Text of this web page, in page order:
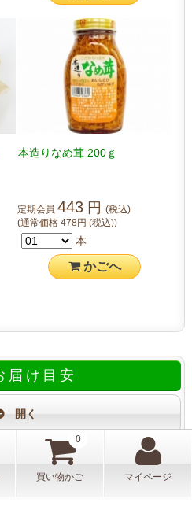
0
買い物かご マイページ
本造りなめ茸 200ｇ
定期会員 443 円 (税込)
(通常価格 478円 (税込))
本
かごへ
届け目安